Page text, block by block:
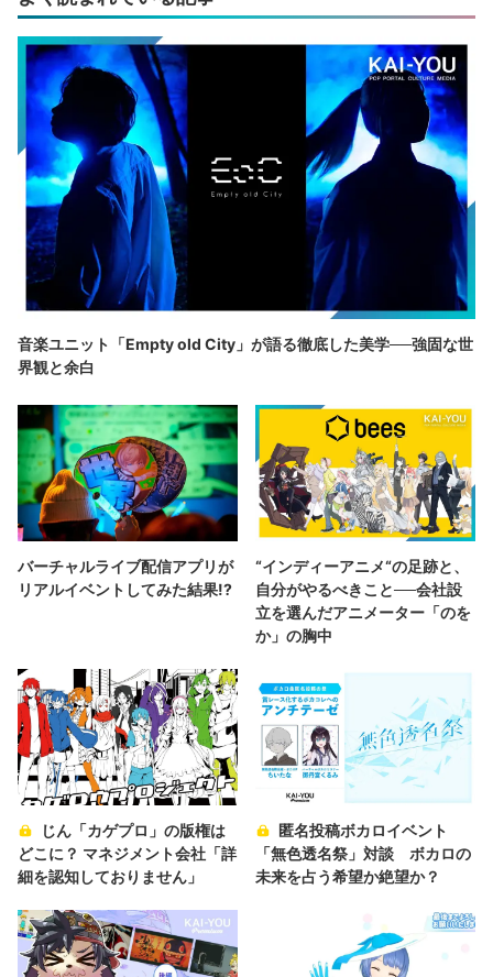
音楽ユニット「Empty old City」が語る徹底した美学──強固な世
界観と余白
バーチャルライブ配信アプリが
リアルイベントしてみた結果!?
“インディーアニメ“の足跡と、
自分がやるべきこと──会社設
立を選んだアニメーター「のを
か」の胸中
じん「カゲプロ」の版権は
どこに？ マネジメント会社「詳
細を認知しておりません」
匿名投稿ボカロイベント
「無色透名祭」対談 ボカロの
未来を占う希望か絶望か？